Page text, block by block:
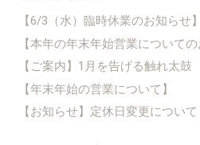
【6/3（水）臨時休業のお知らせ】
【本年の年末年始営業についての
【ご案内】1月を告げる触れ太鼓
【年末年始の営業について】
【お知らせ】定休日変更について